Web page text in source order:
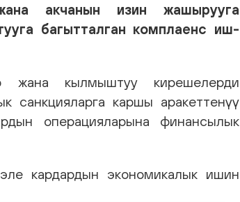
акчанын изин жашырууга
багытталган комплаенс иш-
кылмыштуу кирешелерди
санкцияларга каршы аракеттенүү
операцияларына финансылык
кардардын экономикалык ишин